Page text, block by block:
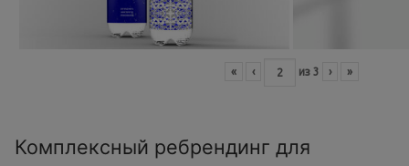
« ‹ из 3 › »
Комплексный ребрендинг для